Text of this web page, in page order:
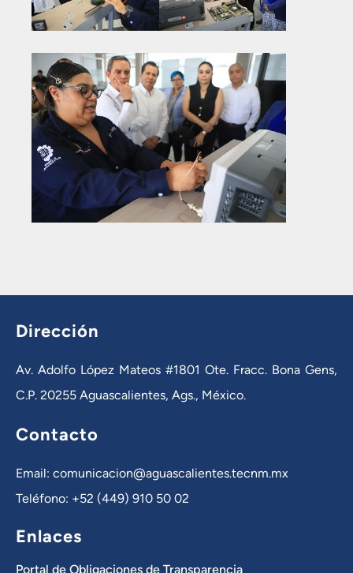
Dirección
Av. Adolfo López Mateos #1801 Ote. Fracc. Bona Gens,
C.P. 20255 Aguascalientes, Ags., México.
Contacto
Email: comunicacion@aguascalientes.tecnm.mx
Teléfono: +52 (449) 910 50 02
Enlaces
Portal de Obligaciones de Transparencia